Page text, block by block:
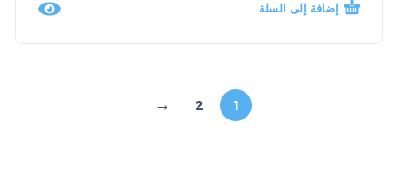
إضافة إلى السلة
1
2
←